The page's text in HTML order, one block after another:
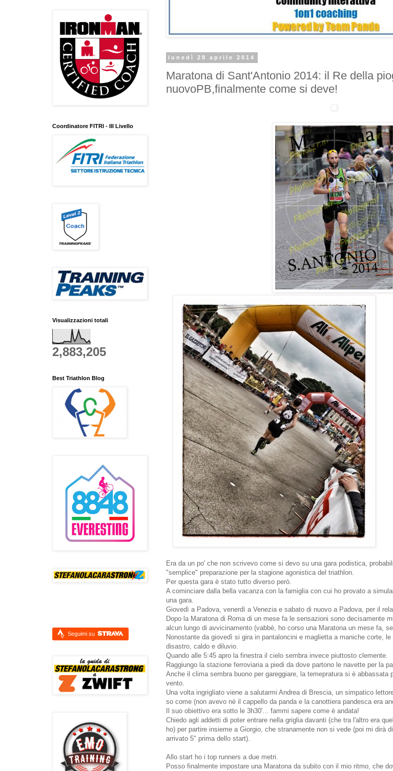
lunedì 28 aprile 2014
Maratona di Sant'Antonio 2014: il Re della
nuovoPB,finalmente come si deve!
Era da un po' che non scrivevo come si devo su una gara podistica,
"semplice" preparazione per la stagione agonistica del triathlon.
Per questa gara è stato tutto diverso però.
A cominciare dalla bella vacanza con la famiglia con cui ho provato a
una gara.
Giovedì a Padova, venerdì a Venezia e sabato di nuovo a Padova, per il
Dopo la Maratona di Roma di un mese fa le sensazioni sono decisamente
alcun lungo di avvicinamento (vabbè, ho corso una Maratona un mese fa,
Nonostante da giovedì si gira in pantaloncini e maglietta a maniche corte,
disastro, caldo e diluvio.
Quando alle 5:45 apro la finestra il cielo sembra invece piuttosto clemente.
Raggiungo la stazione ferroviaria a piedi da dove partono le navette per la
Anche il clima sembra buono per gareggiare, la temepratura si è
vento.
Una volta ingrigliato viene a salutarmi Andrea di Brescia, un simpatico
so come (non avevo nè il cappello da panda e la canottiera pandesca era
Il suo obiettivo era sotto le 3h30'... fammi sapere come è andata!
Chiedo agli addetti di poter entrare nella griglia davanti (che tra l'altro era
ho) per partire insieme a Giorgio, che stranamente non si vede (poi mi dirà
arrivato 5" prima dello start).
Allo start ho i top runners a due metri.
Posso finalmente impostare una Maratona da subito con il mio ritmo, che
Coordinatore FITRI - III Livello
Visualizzazioni totali
2,883,205
Best Triathlon Blog
Seguimi su